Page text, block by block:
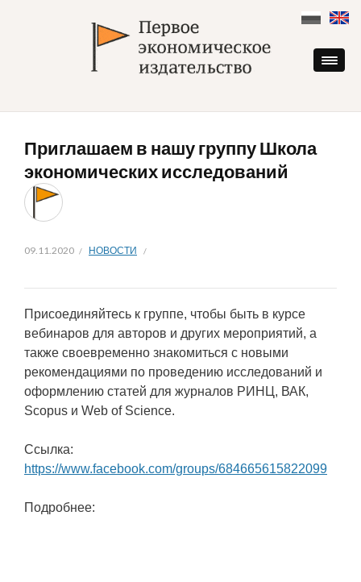
content
Приглашаем в нашу группу Школа
экономических исследований
09.11.2020 НОВОСТИ
Присоединяйтесь к группе, чтобы быть в курсе
вебинаров для авторов и других мероприятий, а
также своевременно знакомиться с новыми
рекомендациями по проведению исследований и
оформлению статей для журналов РИНЦ, ВАК,
Scopus и Web of Science.
Ссылка:
https://www.facebook.com/groups/684665615822099
Подробнее: